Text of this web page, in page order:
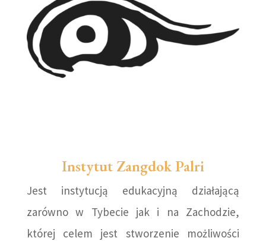
Instytut Zangdok Palri
Jest instytucją edukacyjną działającą
zarówno w Tybecie jak i na Zachodzie,
której celem jest stworzenie możliwości